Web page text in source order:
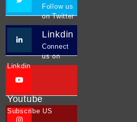
Follow us
on Twitter
Linkdin
Connect
us on
Linkdin
Youtube
Subscribe US